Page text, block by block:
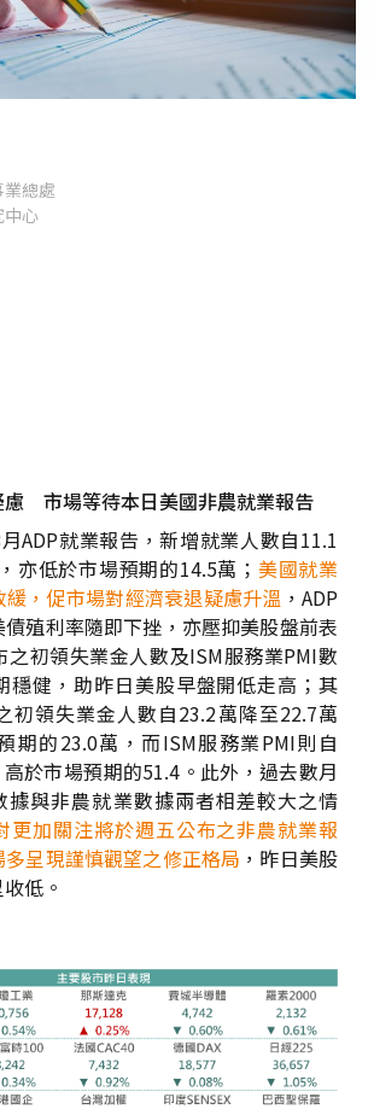
總處
中心
慮 市場等待本日美國非農就業報告
ADP就業報告，新增就業人數自11.1
亦低於市場預期的14.5萬； 美國就業
，促市場對經濟衰退疑慮升溫 ，ADP
殖利率隨即下挫，亦壓抑美股盤前表
之初領失業金人數及ISM服務業PMI數
穩健，助昨日美股早盤開低走高；其
初領失業金人數自23.2萬降至22.7萬
期的23.0萬，而ISM服務業PMI則自
於市場預期的51.4。此外，過去數月
據與非農就業數據兩者相差較大之情
更加關注將於週五公布之非農就業報
呈現謹慎觀望之修正格局 ，昨日美股
低。